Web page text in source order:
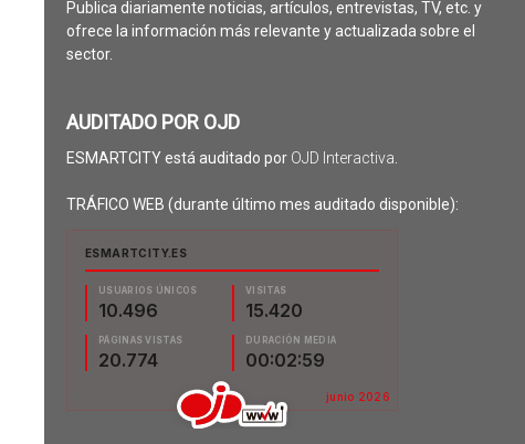
Publica diariamente noticias, artículos, entrevistas, TV, etc. y
ofrece la información más relevante y actualizada sobre el
sector.
AUDITADO POR OJD
ESMARTCITY está auditado por OJD Interactiva
TRÁFICO WEB (durante último mes auditado disponible):